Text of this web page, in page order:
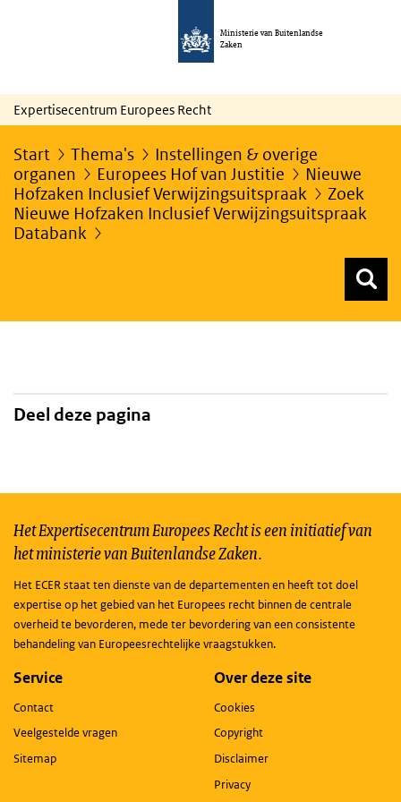
Ministerie van Buitenlandse
Zaken
Expertisecentrum Europees Recht
Start Thema's
Instellingen & overige
organen
Europees Hof van Justitie
Nieuwe
Hofzaken Inclusief Verwijzingsuitspraak
Zoek
Nieuwe Hofzaken Inclusief Verwijzingsuitspraak
Databank
Deel deze pagina
Het Expertisecentrum Europees Recht is een initiatief van
het ministerie van Buitenlandse Zaken.
Het ECER staat ten dienste van de departementen en heeft tot doel
expertise op het gebied van het Europees recht binnen de centrale
overheid te bevorderen, mede ter bevordering van een consistente
behandeling van Europeesrechtelijke vraagstukken.
Service
Contact
Veelgestelde vragen
Sitemap
Over deze site
Cookies
Copyright
Disclaimer
Privacy